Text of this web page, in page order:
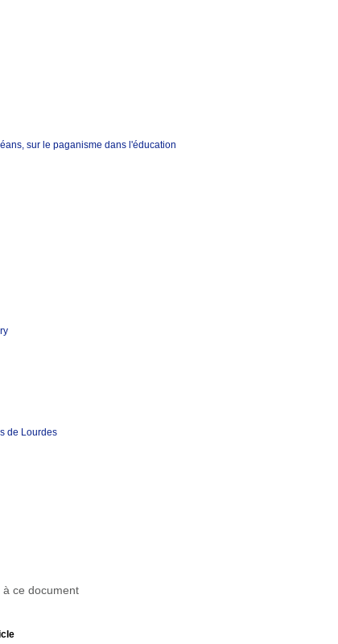
sur le paganisme dans l'éducation
de Lourdes
ce document